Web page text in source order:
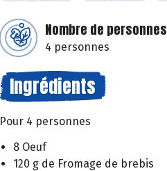
Nombre de personnes
4 personnes
Ingrédients
Pour 4 personnes
8 Oeuf
120 g de Fromage de brebis